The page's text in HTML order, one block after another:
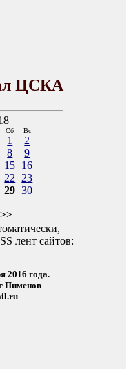
ЦСКА
Сб Вс
1
2
8
9
15 16
22
23
29 30
>>
лент сайтов:
2016 года.
Пименов